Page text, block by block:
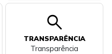
search
TRANSPARÊNCIA
Transparência